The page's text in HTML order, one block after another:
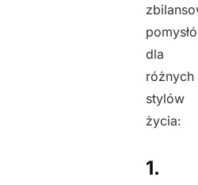
dla
różnych
stylów
życia:
1.